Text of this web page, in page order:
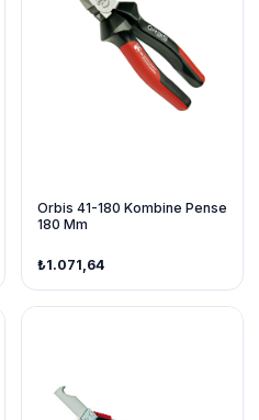
Orbis 41-180 Kombine Pense
180 Mm
₺1.071,64